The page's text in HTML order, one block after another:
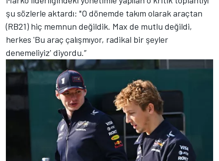
şu sözlerle aktardı: "O dönemde takım olarak araçtan
(RB21) hiç memnun değildik. Max de mutlu değildi,
herkes 'Bu araç çalışmıyor, radikal bir şeyler
denemeliyiz' diyordu.”